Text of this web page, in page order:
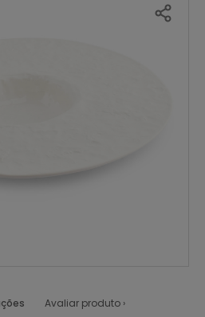
Avaliar produto ›